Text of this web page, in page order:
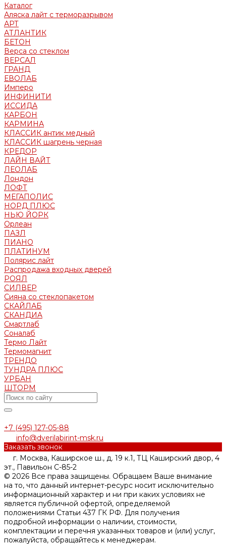
Каталог
Аляска лайт с терморазрывом
АРТ
АТЛАНТИК
БЕТОН
Верса со стеклом
ВЕРСАЛ
ГРАНД
ЕВОЛАБ
Имперо
ИНФИНИТИ
ИССИДА
КАРБОН
КАРМИНА
КЛАССИК антик медный
КЛАССИК шагрень черная
КРЕДОР
ЛАЙН ВАЙТ
ЛЕОЛАБ
Лондон
ЛОФТ
МЕГАПОЛИС
НОРД ПЛЮС
НЬЮ ЙОРК
Орлеан
ПАЗЛ
ПИАНО
ПЛАТИНУМ
Полярис лайт
Распродажа входных дверей
РОЯЛ
СИЛВЕР
Сияна со стеклопакетом
СКАЙЛАБ
СКАНДИA
Смартлаб
Соналаб
Термо Лайт
Термомагнит
ТРЕНДО
ТУНДРА ПЛЮС
УРБАН
ШТОРМ
+7 (495) 127-05-88‬
info@dverilabirint-msk.ru
Заказать звонок
г. Москва, Каширское ш., д. 19 к.1, ТЦ Каширский двор, 4
эт., Павильон C-85-2
© 2026 Все права защищены. Обращаем Ваше внимание
на то, что данный интернет-ресурс носит исключительно
информационный характер и ни при каких условиях не
является публичной офертой, определяемой
положениями Статьи 437 ГК РФ. Для получения
подробной информации о наличии, стоимости,
комплектации и перечня указанных товаров и (или) услуг,
пожалуйста, обращайтесь к менеджерам.